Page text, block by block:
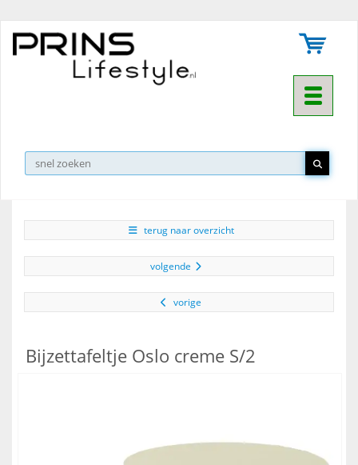
Toggle
▼
terug naar overzicht
volgende
vorige
Bijzettafeltje Oslo creme S/2